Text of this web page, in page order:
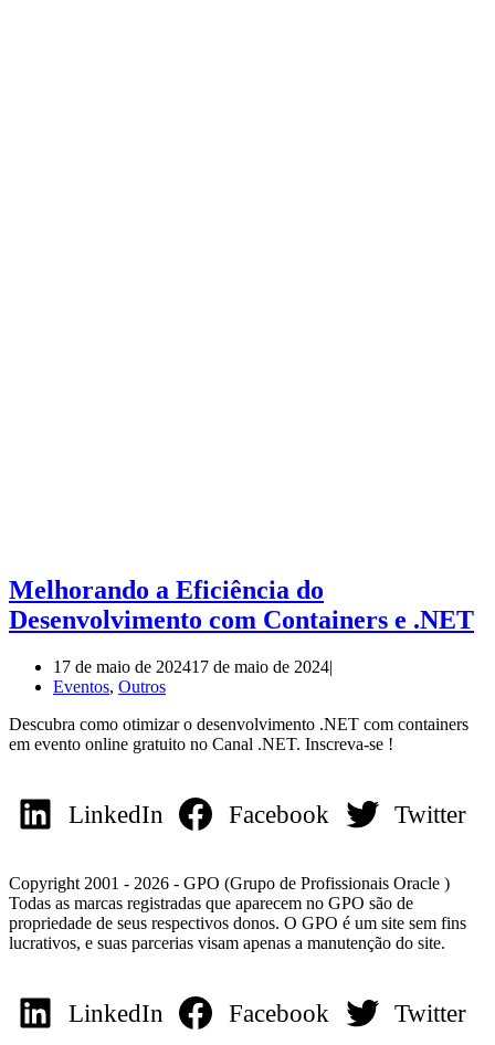
Melhorando a Eficiência do
Desenvolvimento com Containers e .NET
17 de maio de 202417 de maio de 2024
Eventos, Outros
Descubra como otimizar o desenvolvimento .NET com containers
em evento online gratuito no Canal .NET. Inscreva-se !
LinkedIn Facebook Twitter
Copyright 2001 - 2026 - GPO (Grupo de Profissionais Oracle )
Todas as marcas registradas que aparecem no GPO são de
propriedade de seus respectivos donos. O GPO é um site sem fins
lucrativos, e suas parcerias visam apenas a manutenção do site.
LinkedIn Facebook Twitter